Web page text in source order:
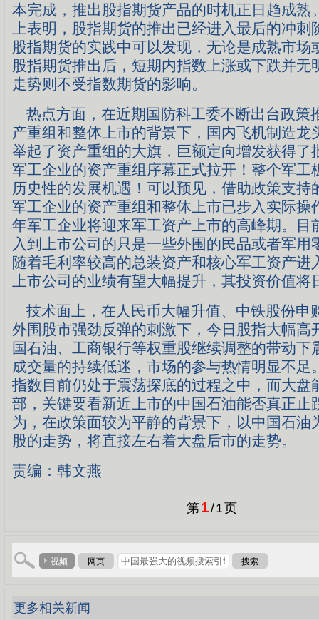
本完成，推出股指期货产品的时机正日趋成熟
上表明，股指期货的推出已经进入最后的冲刺
股指期货的实践中可以发现，无论是成熟市场
股指期货推出后，短期内指数上涨或下跌并无
走势则不受指数期货的影响。
热点方面，在近期国防科工委不断出台政策
产重组和整体上市的背景下，国内飞机制造龙
举起了资产重组的大旗，巨额定向增发获得了
军工企业的资产重组序幕正式拉开！整个军工
历史性的发展机遇！可以预见，借助政策支持
军工企业的资产重组和整体上市已步入实际操
年军工企业将迎来军工资产上市的高峰期。目
入到上市公司的只是一些外围的民品或者军用
随着毛利率较高的总装资产和核心军工资产进
上市公司的业绩有望大幅提升，其投资价值将
技术面上，在人民币大幅升值、中铁股份申
外围股市强劲反弹的刺激下，今日股指大幅高
国石油、工商银行等权重股继续调整的带动下
成交量的持续低迷，市场的参与热情明显不足
指数目前仍处于震荡探底的过程之中，而大盘
部，关键要看新近上市的中国石油能否真正止
为，在政策面较为平静的背景下，以中国石油
股的走势，将直接左右着大盘后市的走势。
责编：韩文燕
第1/1页
视频 网页 搜索
更多相关新闻